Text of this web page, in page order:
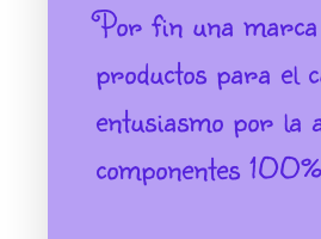
Por fin una
productos para el
entusiasmo por la
componentes